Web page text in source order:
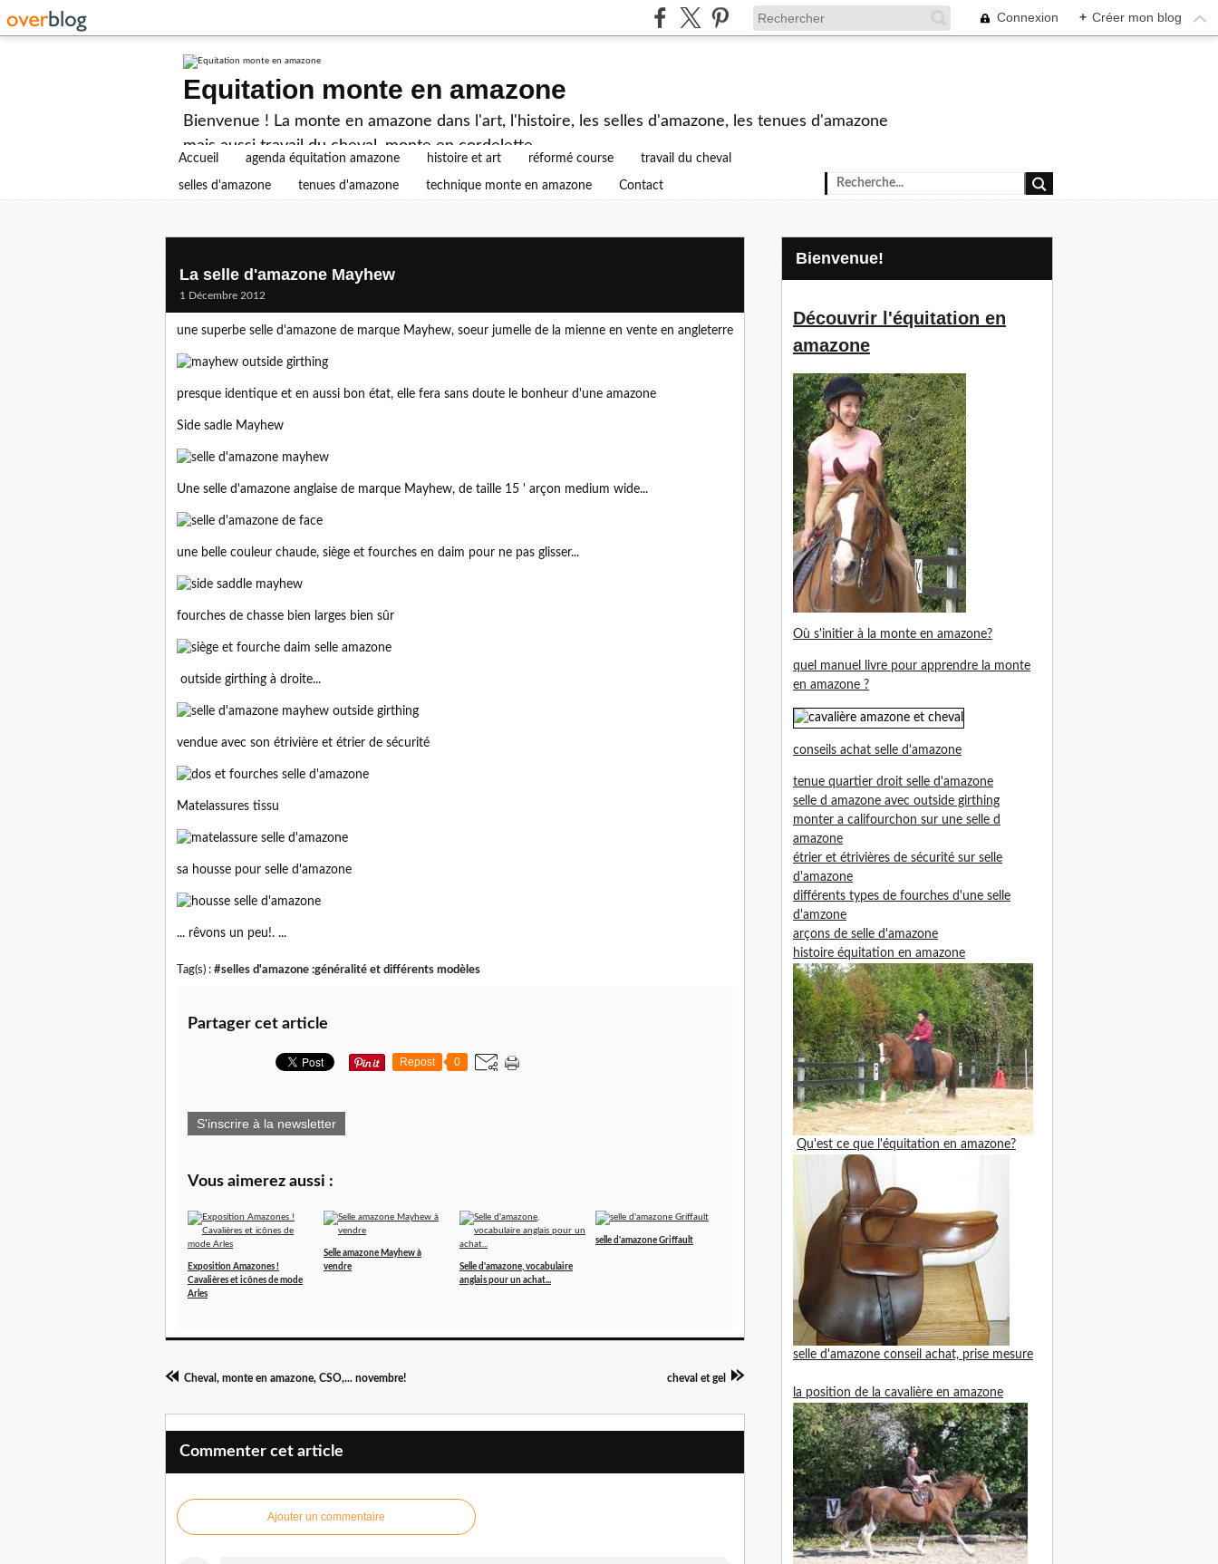
Connexion + Créer mon blog
Equitation monte en amazone
Bienvenue ! La monte en amazone dans l'art, l'histoire, les selles d'amazone, les tenues d'amazone
mais aussi travail du cheval, monte en cordelette...
Accueil agenda équitation amazone histoire et art réformé course travail du cheval
selles d'amazone tenues d'amazone technique monte en amazone Contact
La selle d'amazone Mayhew
1 Décembre 2012
une superbe selle d'amazone de marque Mayhew, soeur jumelle de la mienne en vente en angleterre
presque identique et en aussi bon état, elle fera sans doute le bonheur d'une amazone
Side sadle Mayhew
Une selle d'amazone anglaise de marque Mayhew, de taille 15 ' arçon medium wide...
une belle couleur chaude, siège et fourches en daim pour ne pas glisser...
fourches de chasse bien larges bien sûr
outside girthing à droite...
vendue avec son étrivière et étrier de sécurité
Matelassures tissu
sa housse pour selle d'amazone
... rêvons un peu!. ...
Tag(s) : #selles d'amazone :généralité et différents modèles
Partager cet article
Repost 0
S'inscrire à la newsletter
Vous aimerez aussi :
Exposition Amazones !
Cavalières et icônes de mode
Arles
Selle amazone Mayhew à
vendre
Selle d'amazone, vocabulaire
anglais pour un achat...
selle d'amazone Griffault
Cheval, monte en amazone, CSO,... novembre! cheval et gel
Commenter cet article
Ajouter un commentaire
Bienvenue!
Découvrir l'équitation en
amazone
Où s'initier à la monte en amazone?
quel manuel livre pour apprendre la monte
en amazone ?
conseils achat selle d'amazone
tenue quartier droit selle d'amazone
selle d amazone avec outside girthing
monter a califourchon sur une selle d
amazone
étrier et étrivières de sécurité sur selle
d'amazone
différents types de fourches d'une selle
d'amzone
arçons de selle d'amazone
histoire équitation en amazone
Qu'est ce que l'équitation en amazone?
selle d'amazone conseil achat, prise mesure
la position de la cavalière en amazone